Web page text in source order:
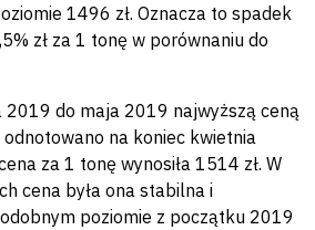
1496 zł. Oznacza to spadek
zł za 1 tonę w porównaniu do
2019 do maja 2019 najwyższą ceną
odnotowano na koniec kwietnia
za 1 tonę wynosiła 1514 zł. W
cena była ona stabilna i
poziomie z początku 2019